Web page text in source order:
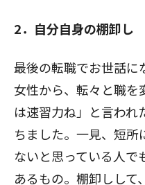
2．自分自身の棚卸し
最後の転職でお世話に
女性から、転々と職を
は速習力ね」と言われ
ちました。一見、短所
ないと思っている人で
あるもの。棚卸しして